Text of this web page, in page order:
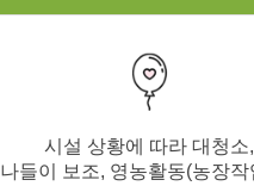
시설 상황에 따라 대청소,
나들이 보조, 영농활동(농장작